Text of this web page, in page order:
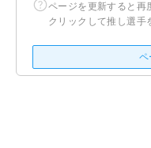
ページを更新すると再
クリックして推し選手
ペ